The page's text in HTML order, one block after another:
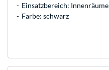
Einsatzbereich: Innenräume
Farbe: schwarz